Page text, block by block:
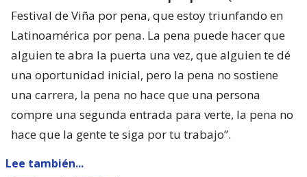
Festival de Viña por pena, que estoy triunfando en
Latinoamérica por pena. La pena puede hacer que
alguien te abra la puerta una vez, que alguien te dé
una oportunidad inicial, pero la pena no sostiene
una carrera, la pena no hace que una persona
compre una segunda entrada para verte, la pena no
hace que la gente te siga por tu trabajo”.
Lee también...